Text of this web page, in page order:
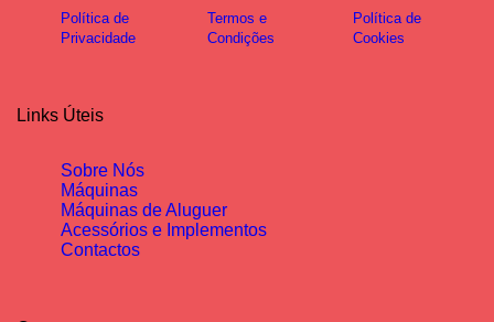
Política de
Privacidade
Termos e
Condições
Política de
Cookies
Links Úteis
Sobre Nós
Máquinas
Máquinas de Aluguer
Acessórios e Implementos
Contactos